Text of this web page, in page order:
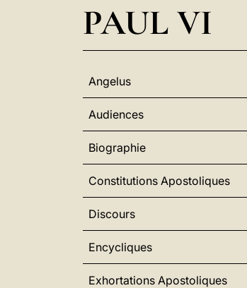
PAUL VI
Angelus
Audiences
Biographie
Constitutions Apostoliques
Discours
Encycliques
Exhortations Apostoliques